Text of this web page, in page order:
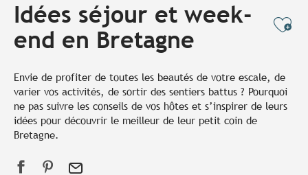
Idées séjour et week-
end en Bretagne
Envie de profiter de toutes les beautés de votre escale, de
varier vos activités, de sortir des sentiers battus ? Pourquoi
ne pas suivre les conseils de vos hôtes et s’inspirer de leurs
idées pour découvrir le meilleur de leur petit coin de
Bretagne.